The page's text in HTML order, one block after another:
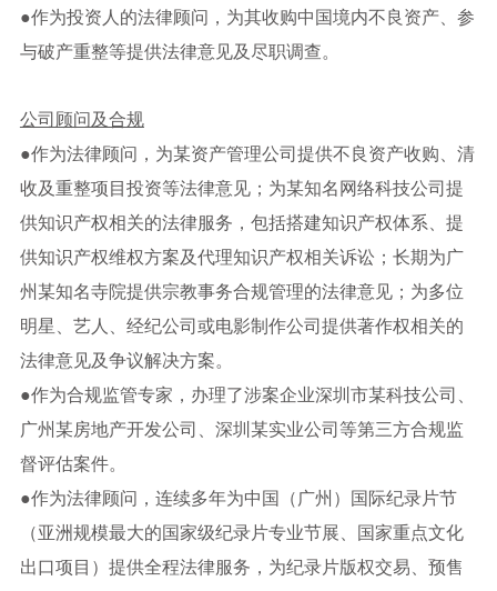
●作为投资人的法律顾问，为其收购中国境内不良资产、参
与破产重整等提供法律意见及尽职调查。
公司顾问及合规
●作为法律顾问，为某资产管理公司提供不良资产收购、清
收及重整项目投资等法律意见；为某知名网络科技公司提
供知识产权相关的法律服务，包括搭建知识产权体系、提
供知识产权维权方案及代理知识产权相关诉讼；长期为广
州某知名寺院提供宗教事务合规管理的法律意见；为多位
明星、艺人、经纪公司或电影制作公司提供著作权相关的
法律意见及争议解决方案。
●作为合规监管专家，办理了涉案企业深圳市某科技公司、
广州某房地产开发公司、深圳某实业公司等第三方合规监
督评估案件。
●作为法律顾问，连续多年为中国（广州）国际纪录片节
（亚洲规模最大的国家级纪录片专业节展、国家重点文化
出口项目）提供全程法律服务，为纪录片版权交易、预售